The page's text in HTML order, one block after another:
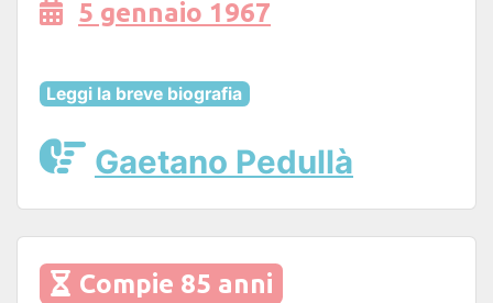
5 gennaio 1967
Leggi la breve biografia
Gaetano Pedullà
Compie 85 anni